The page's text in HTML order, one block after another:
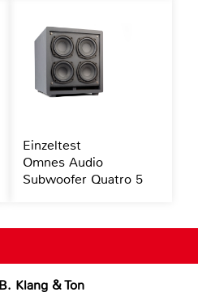
Klang & Ton
Einzeltest
Omnes Audio
Subwoofer Quatro 5